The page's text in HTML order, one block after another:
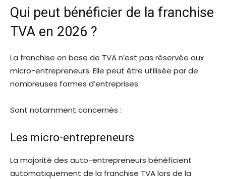
Qui peut bénéficier de la franchise
TVA en 2026 ?
La franchise en base de TVA n’est pas réservée aux
micro-entrepreneurs. Elle peut être utilisée par de
nombreuses formes d’entreprises.
Sont notamment concernés :
Les micro-entrepreneurs
La majorité des auto-entrepreneurs bénéficient
automatiquement de la franchise TVA lors de la